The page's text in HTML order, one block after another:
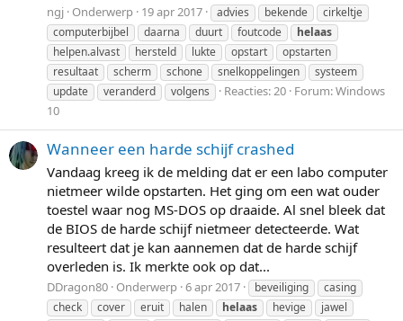
ngj Onderwerp 19 apr 2017 advies bekende
cirkeltje
computerbijbel
daarna duurt foutcode
helaas
helpen.alvast
hersteld lukte opstart
opstarten
resultaat
scherm schone snelkoppelingen
systeem
update
veranderd volgens Reacties: 20 Forum:Windows
10
Wanneer een harde schijf crashed
Vandaag kreeg ik de melding dat er een labo computer
nietmeer wilde opstarten. Het ging om een wat ouder
toestel waar nog MS-DOS op draaide. Al snel bleek dat
de BIOS de harde schijf nietmeer detecteerde. Wat
resulteert dat je kan aannemen dat de harde schijf
overleden is. Ik merkte ook op dat...
DDragon80 Onderwerp 6 apr 2017 beveiliging
casing
check
cover eruit halen helaas hevige
jawel